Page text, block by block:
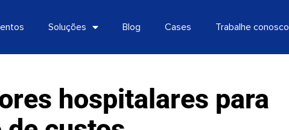
Soluções Blog Cases Trabalhe conosco
hospitalares para